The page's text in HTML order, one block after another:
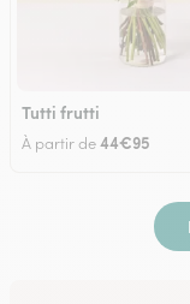
Tutti frutti
À partir de44€95